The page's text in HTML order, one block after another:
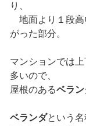
り、
地面より１段高
がった部分。
マンションでは
多いので、
屋根のあるベラン
ベランダという